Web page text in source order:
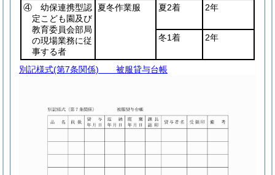
④ 幼保連携型認
定こども園及び
教育委員会部局
の現場業務に従
事する者
夏冬作業服 夏2着 2年
冬1着 2年
別記様式(第7条関係) 被服貸与台帳